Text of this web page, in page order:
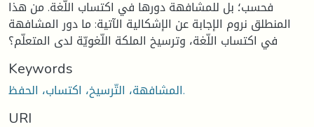
فحسب؛ بل للمشافهة دورها في اكتساب اللّغة. من هذا
المنطلق نروم الإجابة عن الإشكالية الآتية: ما دور المشافهة
في اكتساب اللّغة، وترسيخ الملكة اللّغويّة لدى المتعلّم؟
Keywords
المشافهة، التّرسيخ، اكتساب، الحفظ.
URI